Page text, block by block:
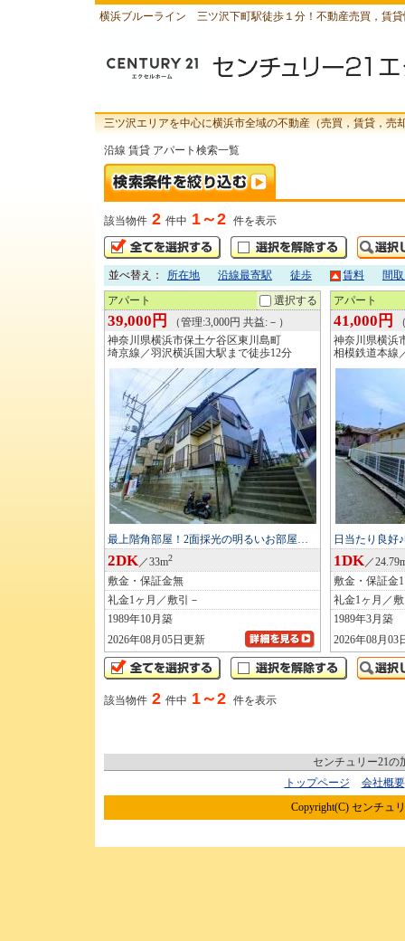
横浜ブルーライン 三ツ沢下町駅徒歩１分！不動産売買，賃
三ツ沢エリアを中心に横浜市全域の不動産（売買，賃貸，
沿線 賃貸 アパート検索一覧
該当物件 2 件中 1～2 件を表示
並べ替え： 所在地 沿線最寄駅 徒歩 賃料 間
アパート 選択する
39,000円
（管理:3,000円 共益:－）
神奈川県横浜市保土ケ谷区東川島町
埼京線／羽沢横浜国大駅まで徒歩12分
最上階角部屋！2面採光の明るいお部屋…
2DK／33m2
敷金・保証金無
礼金1ヶ月／敷引－
1989年10月築
2026年08月05日更新
アパート
41,000円
神奈川県横浜
相模鉄道本線
日当たり良好
1DK／
敷金・保証金
礼金1ヶ月／
1989年3月築
2026年08月03
該当物件 2 件中 1～2 件を表示
センチュリー21の
トップページ
会社概要
Copyright(C) センチュ